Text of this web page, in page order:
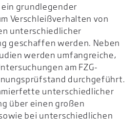
grundlegender
Verschleißverhalten von
unterschiedlicher
geschaffen werden. Neben
werden umfangreiche,
am FZG-
durchgeführt.
unterschiedlicher
über einen großen
bei unterschiedlichen